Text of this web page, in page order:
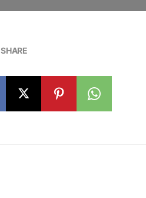
SHARE